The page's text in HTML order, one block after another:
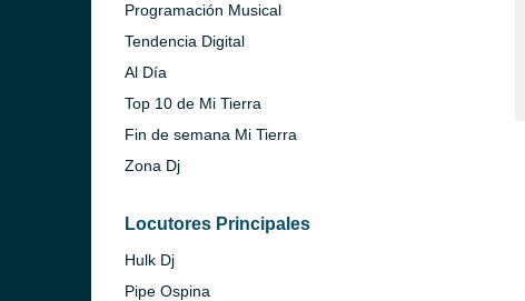
Programación Musical
Tendencia Digital
Al Día
Top 10 de Mi Tierra
Fin de semana Mi Tierra
Zona Dj
Locutores Principales
Hulk Dj
Pipe Ospina